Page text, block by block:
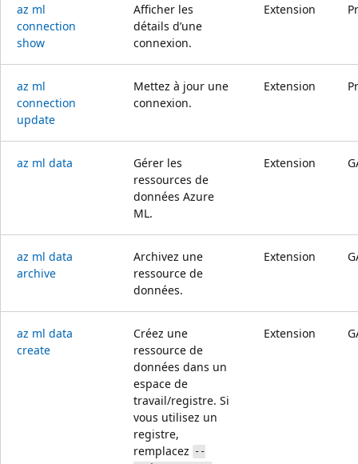
az ml
connection
show
Afficher les
détails d’une
connexion.
Extension
az ml
connection
update
Mettez à jour une
connexion.
Extension
az ml data
Gérer les
ressources de
données Azure
ML.
Extension
az ml data
archive
Archivez une
ressource de
données.
Extension
az ml data
create
Créez une
ressource de
données dans un
espace de
travail/registre. Si
vous utilisez un
registre,
remplacez
--
Extension